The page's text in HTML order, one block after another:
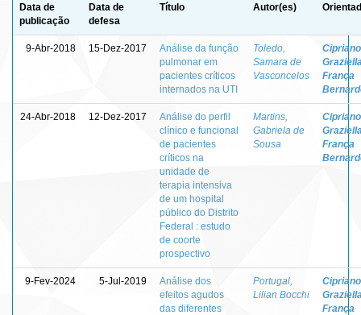
Data de
publicação
Data de
defesa
Título Autor(es)
9-Abr-2018 15-Dez-2017
Análise da função
pulmonar em
pacientes críticos
internados na UTI
Toledo,
Samara de
Vasconcelos
França
24-Abr-2018 12-Dez-2017
Análise do perfil
clínico e funcional
de pacientes
críticos na
unidade de
terapia intensiva
de um hospital
público do Distrito
Federal : estudo
de coorte
prospectivo
Martins,
Gabriela de
Sousa
França
9-Fev-2024 5-Jul-2019
Análise dos
efeitos agudos
das diferentes
Portugal,
Lilian Bocchi
França